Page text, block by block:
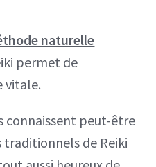
naturelle
permet de
vitale.
connaissent peut-être
traditionnels de Reiki